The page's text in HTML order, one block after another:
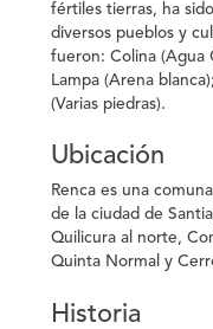
fértiles tierras, ha
diversos pueblos y
fueron: Colina (Agua
Lampa (Arena
(Varias piedras).
Ubicación
Renca es una
de la ciudad de
Quilicura al norte,
Quinta Normal y
Historia